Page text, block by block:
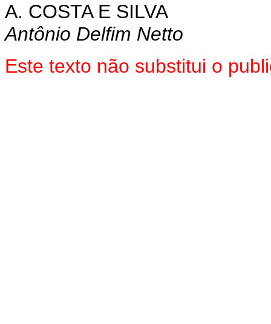
A. COSTA E SILVA
Antônio Delfim Netto
Este texto não substitui o